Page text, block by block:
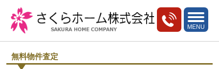
toggle
MENU
無料物件査定